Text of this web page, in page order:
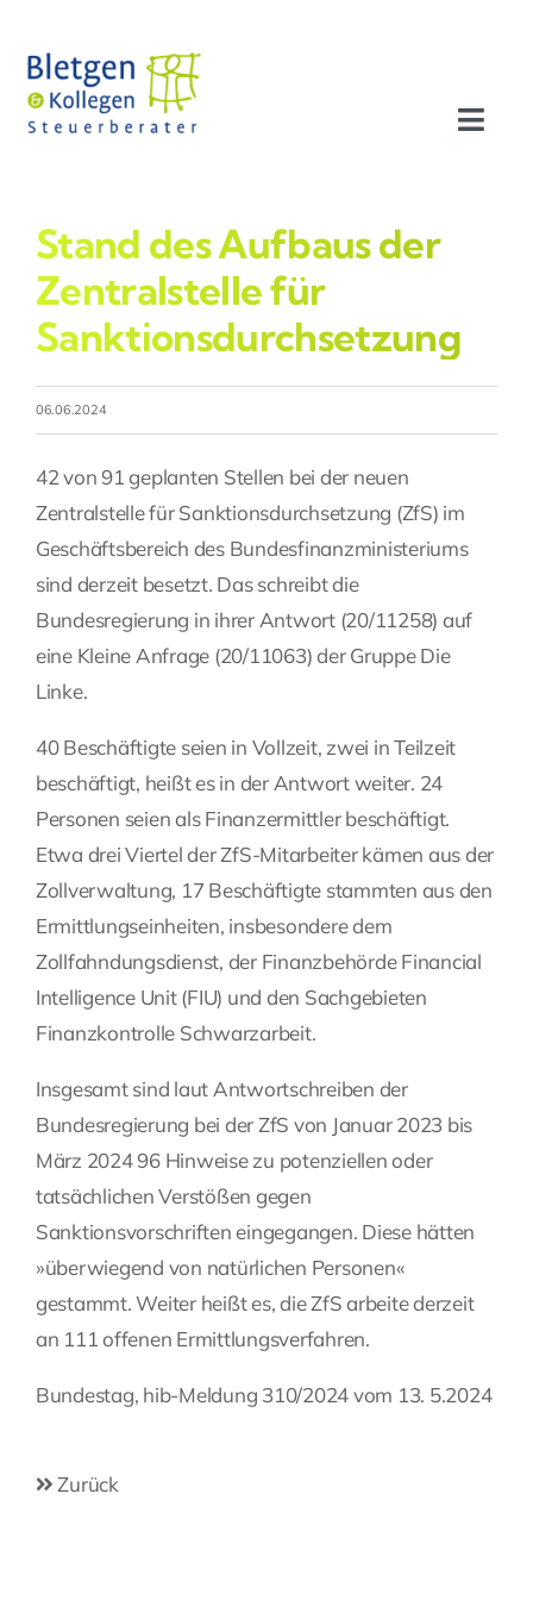
Inhalt
springen
Profil
Leistungen
Team
Stellenangebote
Fragen Sie Ihre Kanzlei
Kontakt
Stand des Aufbaus der
Zentralstelle für
Sanktionsdurchsetzung
06.06.2024
42 von 91 geplanten Stellen bei der neuen
Zentralstelle für Sanktionsdurchsetzung (ZfS) im
Geschäftsbereich des Bundesfinanzministeriums
sind derzeit besetzt. Das schreibt die
Bundesregierung in ihrer Antwort (20/11258) auf
eine Kleine Anfrage (20/11063) der Gruppe Die
Linke.
40 Beschäftigte seien in Vollzeit, zwei in Teilzeit
beschäftigt, heißt es in der Antwort weiter. 24
Personen seien als Finanzermittler beschäftigt.
Etwa drei Viertel der ZfS-Mitarbeiter kämen aus der
Zollverwaltung, 17 Beschäftigte stammten aus den
Ermittlungseinheiten, insbesondere dem
Zollfahndungsdienst, der Finanzbehörde Financial
Intelligence Unit (FIU) und den Sachgebieten
Finanzkontrolle Schwarzarbeit.
Insgesamt sind laut Antwortschreiben der
Bundesregierung bei der ZfS von Januar 2023 bis
März 2024 96 Hinweise zu potenziellen oder
tatsächlichen Verstößen gegen
Sanktionsvorschriften eingegangen. Diese hätten
»überwiegend von natürlichen Personen«
gestammt. Weiter heißt es, die ZfS arbeite derzeit
an 111 offenen Ermittlungsverfahren.
Bundestag, hib-Meldung 310/2024 vom 13. 5.2024
Zurück